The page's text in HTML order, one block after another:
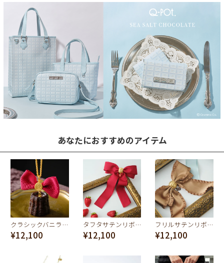
あなたにおすすめのアイテム
クラシックバニラカヌレ ネックレス
¥12,100
タフタサテンリボン イチゴ バレッタ(レッド）
¥12,100
フリルサテンリボン チョコレート ブローチ(ブラウンゴールド）
¥12,100